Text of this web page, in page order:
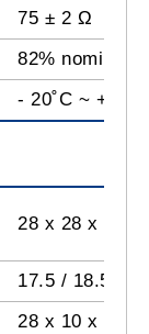
75 ± 2 Ω
82% nominal
- 20˚C ~ +60˚C
28 x 28 x 45
17.5 / 18.5 Kg
28 x 10 x 28